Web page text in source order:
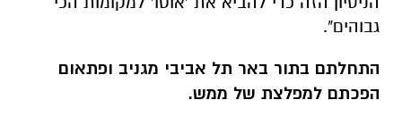
גבוהים".
התחלתם בתור באר תל אביבי מגניב ופתאום
הפכתם למפלצת של ממש.